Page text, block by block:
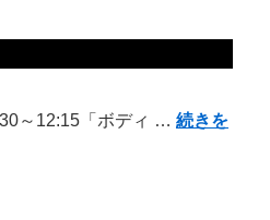
～12:15「ボディ … 続きを